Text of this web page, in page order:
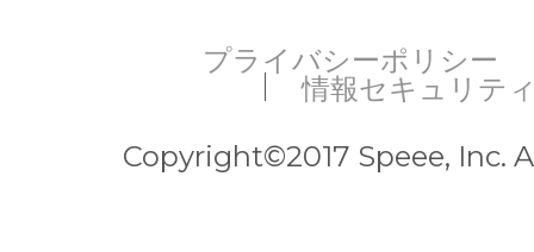
プライバシーポリシー
情報セキュリテ
Copyright©2017 Speee, Inc.